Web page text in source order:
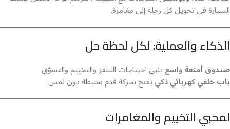
السيارة في تحويل كل رحلة إلى مغامرة.
الذكاء والعملية: لكل لحظة حل
صندوق أمتعة واسعيلبي احتياجات السفر والتخييم والتسوّق
باب خلفي كهربائي ذكييفتح بحركة قدم بسيطة دون لمس
لمحبي التخييم والمغامرات